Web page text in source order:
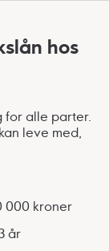
hos
for alle parter.
leve med,
000 kroner
år